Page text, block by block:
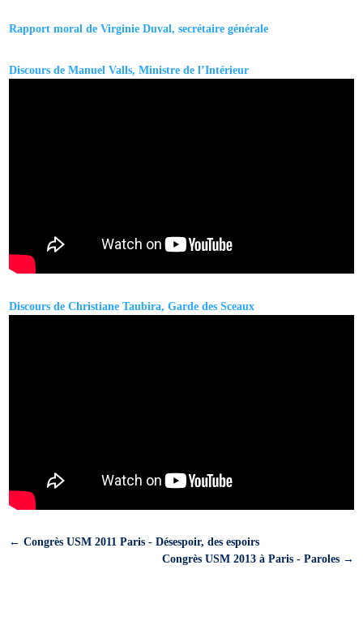
Rapport moral de Virginie Duval, secrétaire générale
Discours de Manuel Valls, Ministre de l’Intérieur
Discours de Christiane Taubira, Garde des Sceaux
←Congrès USM 2011 Paris - Désespoir, des espoirs
Congrès USM 2013 à Paris - Paroles→